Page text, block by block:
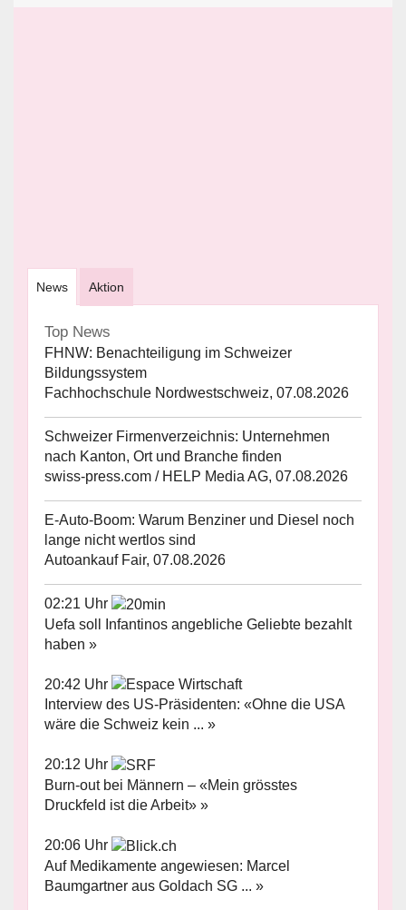
News Aktion
Top News
FHNW: Benachteiligung im Schweizer
Bildungssystem
Fachhochschule Nordwestschweiz, 07.08.2026
Schweizer Firmenverzeichnis: Unternehmen
nach Kanton, Ort und Branche finden
swiss-press.com / HELP Media AG, 07.08.2026
E-Auto-Boom: Warum Benziner und Diesel noch
lange nicht wertlos sind
Autoankauf Fair, 07.08.2026
02:21 Uhr
Uefa soll Infantinos angebliche Geliebte bezahlt
haben »
20:42 Uhr
Interview des US-Präsidenten: «Ohne die USA
wäre die Schweiz kein ... »
20:12 Uhr
Burn-out bei Männern – «Mein grösstes
Druckfeld ist die Arbeit» »
20:06 Uhr
Auf Medikamente angewiesen: Marcel
Baumgartner aus Goldach SG ... »